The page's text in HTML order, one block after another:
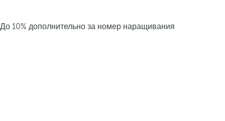
До 10% дополнительно за номер наращивания